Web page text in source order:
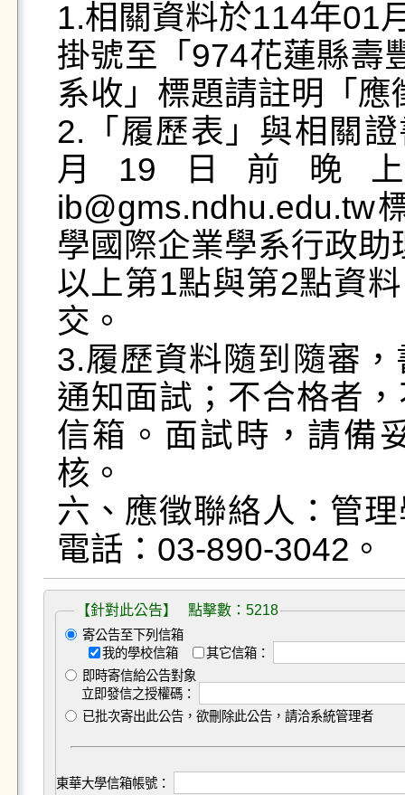
1.相關資料於114年01
掛號至「974花蓮縣壽
系收」標題請註明「
2.「履歷表」與相關
月19日前晚
ib@gms.ndhu.edu.tw
學國際企業學系行政助
以上第1點與第2點資
交。
3.履歷資料隨到隨審
通知面試；不合格者
信箱。面試時，請備
核。
六、應徵聯絡人：管
【針對此公告】 點擊數：5218
寄公告至下列信箱
我的學校信箱
其它信箱：
即時寄信給公告對象
立即發信之授權碼：
已批次寄出此公告，欲刪除此公告，請洽系統管理者
東華大學信箱帳號：